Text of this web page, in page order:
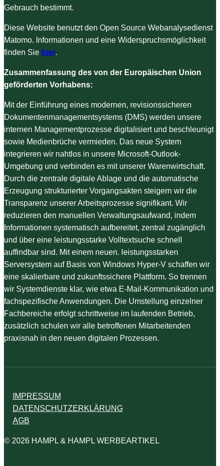
Gebrauch bestimmt.
Diese Website benutzt den Open Source Webanalysedienst
Matomo. Informationen und eine Widerspruchsmöglichkeit
finden Sie hier.
Zusammenfassung des von der Europäischen Union
geförderten Vorhabens:
Mit der Einführung eines modernen, revisionssicheren
Dokumentenmanagementsystems (DMS) werden unsere
internen Managementprozesse digitalisiert und beschleunigt
sowie Medienbrüche vermieden. Das neue System
integrieren wir nahtlos in unsere Microsoft-Outlook-
Umgebung und verbinden es mit unserer Warenwirtschaft.
Durch die zentrale digitale Ablage und die automatische
Erzeugung strukturierter Vorgangsakten steigern wir die
Transparenz unserer Arbeitsprozesse signifikant. Wir
reduzieren den manuellen Verwaltungsaufwand, indem
Informationen systematisch aufbereitet, zentral zugänglich
und über eine leistungsstarke Volltextsuche schnell
auffindbar sind. Mit einem neuen. leistungsstarken
Serversystem auf Basis von Windows Hyper-V schaffen wir
eine skalierbare und zukunftssichere Plattform. So trennen
wir Systemdienste klar, wie etwa E-Mail-Kommunikation und
fachspezifische Anwendungen. Die Umstellung einzelner
Fachbereiche erfolgt schrittweise im laufenden Betrieb,
zusätzlich schulen wir alle betroffenen Mitarbeitenden
praxisnah in den neuen digitalen Prozessen.
IMPRESSUM
DATENSCHUTZERKLÄRUNG
AGB
© 2026 HAMPL & HAMPL WERBEARTIKEL